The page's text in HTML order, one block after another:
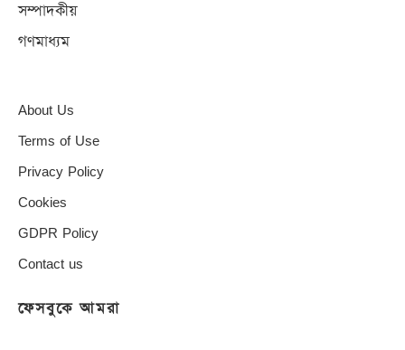
সম্পাদকীয়
গণমাধ্যম
About Us
Terms of Use
Privacy Policy
Cookies
GDPR Policy
Contact us
ফেসবুকে আমরা